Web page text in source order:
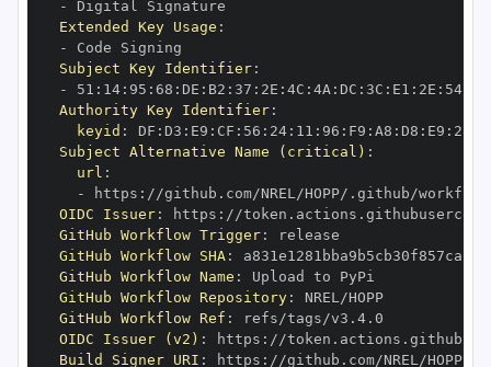
-
Extended Key Usage :
-
Subject Key Identifier:
-
51 : 14: 95 : 68 : DE : B2 : 37 : 2E : 4C : 4A : DC : 3C : E1 : 2E : 54:
Authority Key Identifier:
keyid : DF : D3 : E9 : CF : 56 : 24: 11 : 96 : F9 : A8 : D8 : E9 : 28
Subject Alternative Name (critical) :
url :
-
https :
OIDC Issuer: https :
GitHub Workflow Trigger:
GitHub Workflow SHA:
GitHub Workflow Name :
GitHub Workflow Repository:
NREL/HOPP
GitHub Workflow Ref :
OIDC Issuer (v2) : https :
Build Signer URI : https :